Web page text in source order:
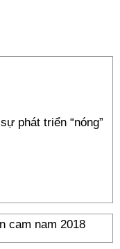
phát triển “nóng”